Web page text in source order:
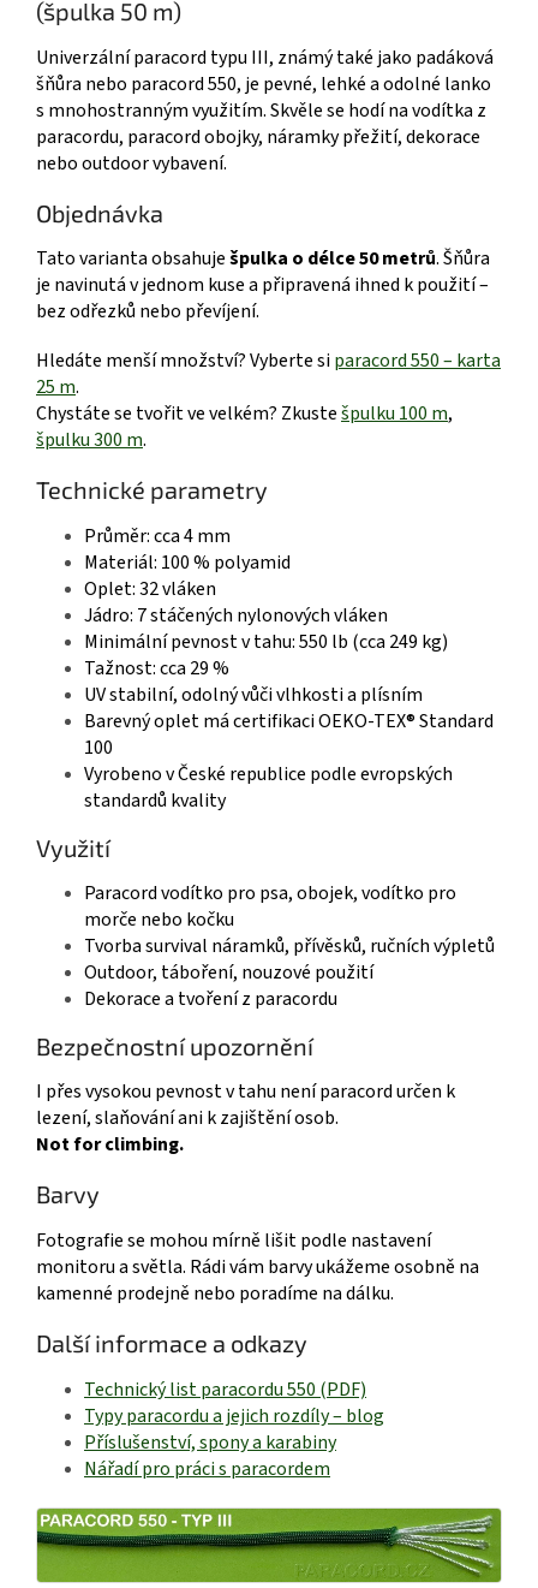
(špulka 50 m)
Univerzální paracord typu III, známý také jako padáková
šňůra nebo paracord 550, je pevné, lehké a odolné lanko
s mnohostranným využitím. Skvěle se hodí na vodítka z
paracordu, paracord obojky, náramky přežití, dekorace
nebo outdoor vybavení.
Objednávka
Tato varianta obsahuješpulka o délce 50 metrů. Šňůra
je navinutá v jednom kuse a připravená ihned k použití –
bez odřezků nebo převíjení.
Hledáte menší množství? Vyberte siparacord 550 – karta
25 m.
Chystáte se tvořit ve velkém? Zkustešpulku 100 m,
špulku 300 m.
Technické parametry
Průměr: cca 4 mm
Materiál: 100 % polyamid
Oplet: 32 vláken
Jádro: 7 stáčených nylonových vláken
Minimální pevnost v tahu: 550 lb (cca 249 kg)
Tažnost: cca 29 %
UV stabilní, odolný vůči vlhkosti a plísním
Barevný oplet má certifikaci OEKO-TEX® Standard
100
Vyrobeno v České republice podle evropských
standardů kvality
Využití
Paracord vodítko pro psa, obojek, vodítko pro
morče nebo kočku
Tvorba survival náramků, přívěsků, ručních výpletů
Outdoor, táboření, nouzové použití
Dekorace a tvoření z paracordu
Bezpečnostní upozornění
I přes vysokou pevnost v tahu není paracord určen k
lezení, slaňování ani k zajištění osob.
Not for climbing.
Barvy
Fotografie se mohou mírně lišit podle nastavení
monitoru a světla. Rádi vám barvy ukážeme osobně na
kamenné prodejně nebo poradíme na dálku.
Další informace a odkazy
Technický list paracordu 550 (PDF)
Typy paracordu a jejich rozdíly – blog
Příslušenství, spony a karabiny
Nářadí pro práci s paracordem